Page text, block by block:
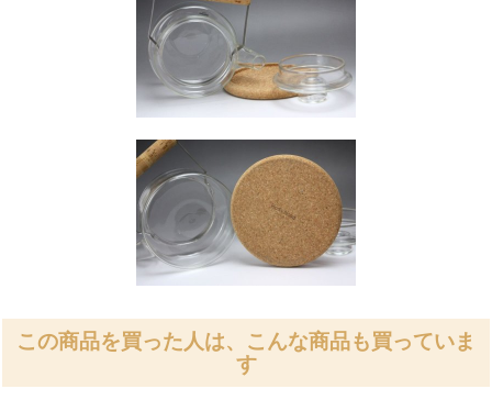
この商品を買った人は、こんな商品も買っていま
す